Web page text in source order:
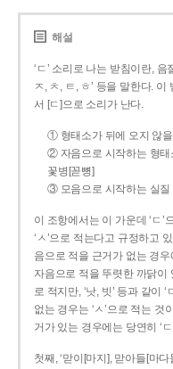
해설
‘ㄷ’ 소리로 나는 받침이란,
ㅈ, ㅊ, ㅌ, ㅎ’ 등을 말한다.
서 [ㄷ]으로 소리가 난다.
① 형태소가 뒤에 오지 않을
② 자음으로 시작하는 형태
꽃병[꼳뼝]
③ 모음으로 시작하는 실질
이 조항에서는 이 가운데 ‘ㄷ
‘ㅅ’으로 적는다고 규정하고
음으로 적을 근거가 없는 경우
자음으로 적을 뚜렷한 까닭이
로 적지만, ‘낫, 빗’ 등과 같이
없는 경우는 ‘ㅅ’으로 적는 것
거가 있는 경우에는 당연히 ‘
첫째, ‘맏이[마지], 맏아들[마다